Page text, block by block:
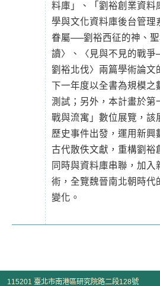
料庫」、「劉裕創業資料
學與文化資料庫後台管理
眷屬──劉裕西征的神、
讀〉、〈見與不見的戰爭
劉裕北伐〉兩篇學術論文
下一年度以全書為規模之
測試；另外，本計畫於第
戰與流寓」數位展覽，該
歷史事件出發，運用新興
古代散佚文獻，重構劉裕
同時與資料庫串聯，加入
術，全覽魏晉南北朝時代
變化。
115201 臺北市南港區研究院路二段128號